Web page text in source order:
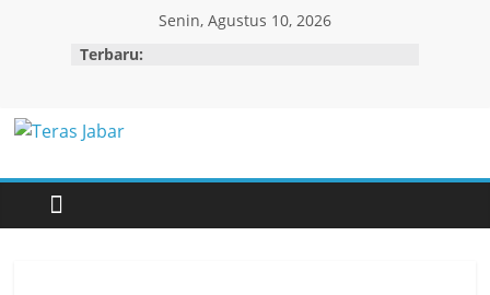
Senin, Agustus 10, 2026
Terbaru:
Teras
Jabar